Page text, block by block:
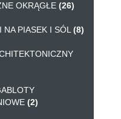
OKRĄGŁE(26)
NA PIASEK I SÓL (8)
(2)